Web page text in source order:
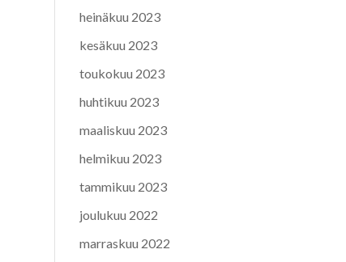
heinäkuu 2023
kesäkuu 2023
toukokuu 2023
huhtikuu 2023
maaliskuu 2023
helmikuu 2023
tammikuu 2023
joulukuu 2022
marraskuu 2022